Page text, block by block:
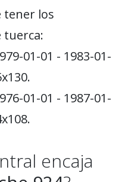
los
tuerca:
01-01 - 1983-01-
01-01 - 1987-01-
encaja